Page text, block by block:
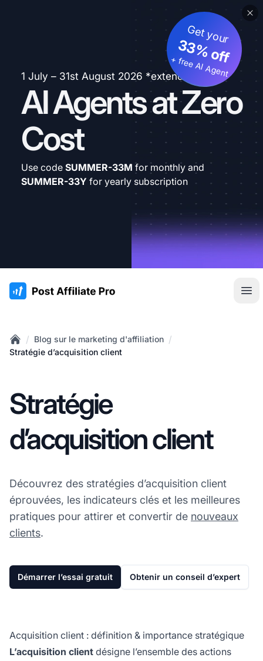
1 July – 31st August 2026 *extended
AI Agents at Zero
Cost
Get your
33% off
+ free AI Agent
Use code SUMMER-33M for monthly and
SUMMER-33Y for yearly subscription
:site.title
Home
/ Blog sur le marketing d'affiliation /
Stratégie d’acquisition client
Stratégie
d’acquisition client
Découvrez des stratégies d’acquisition client
éprouvées, les indicateurs clés et les meilleures
pratiques pour attirer et convertir de nouveaux
clients.
Démarrer l’essai gratuit Obtenir un conseil d’expert
Acquisition client : définition & importance stratégique
L’acquisition client désigne l’ensemble des actions